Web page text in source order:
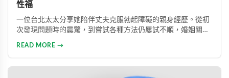
性福
一位台北太太分享她陪伴丈夫克服勃起障礙的親身經歷。從初
次發現問題時的震驚，到嘗試各種方法仍屢試不順，婚姻關係
READ MORE →